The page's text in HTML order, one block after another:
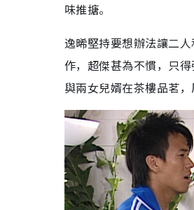
味推搪。
逸晞堅持要想辦法讓二
作，超傑甚為不慣，只
與兩女兒婿在茶樓品茗